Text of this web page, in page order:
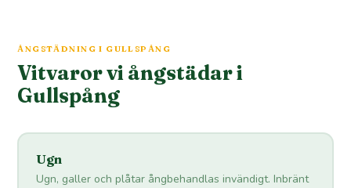
ÅNGSTÄDNING I GULLSPÅNG
Vitvaror vi ångstädar i
Gullspång
Ugn
Ugn, galler och plåtar ångbehandlas invändigt. Inbränt